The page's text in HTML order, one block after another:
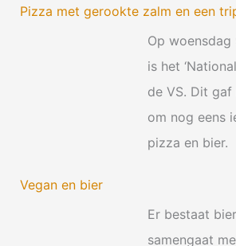
Pizza met gerookte zalm en een
Op
is het
de VS. Dit
om nog eens
pizza en bier.
Vegan en bier
Er bestaat
samengaat